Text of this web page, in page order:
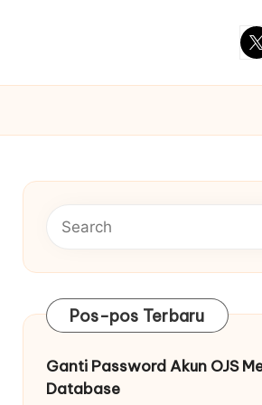
X
Pos-pos Terbaru
Ganti Password Akun OJS
Database